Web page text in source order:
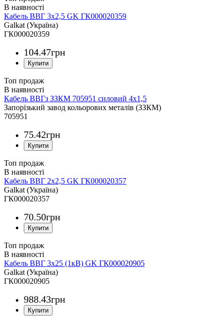
Кабель ВВГ 3х2,5 GK ГК000020359
Galkat (Україна)
ГК000020359
104.47грн
Топ продаж
Кабель ВВГз ЗЗКМ 705951 силовий 4х1,5
Запорізький завод кольорових металів (ЗЗКМ)
705951
75.42грн
Топ продаж
Кабель ВВГ 2х2,5 GK ГК000020357
Galkat (Україна)
ГК000020357
70.50грн
Топ продаж
Кабель ВВГ 3х25 (1кВ) GK ГК000020905
Galkat (Україна)
ГК000020905
988.43грн